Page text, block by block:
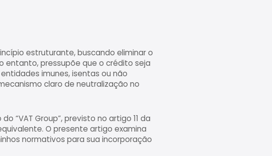
estruturante, buscando eliminar o
entanto, pressupõe que o crédito seja
imunes, isentas ou não
claro de neutralização no
“VAT Group”, previsto no artigo 11 da
O presente artigo examina
normativos para sua incorporação